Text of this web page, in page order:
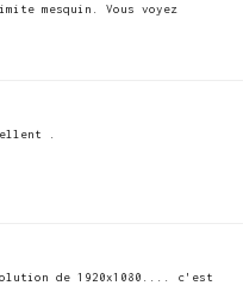
mesquin. Vous voyez
.
de 1920x1080.... c'est